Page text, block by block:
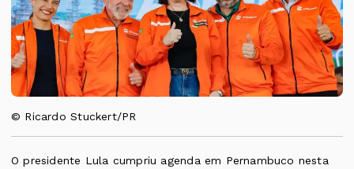
© Ricardo Stuckert/PR
O presidente Lula cumpriu agenda em Pernambuco nesta